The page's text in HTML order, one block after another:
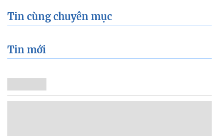
Tin cùng chuyên mục
Tin mới